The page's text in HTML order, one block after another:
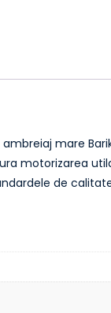
mare
motorizarea
de